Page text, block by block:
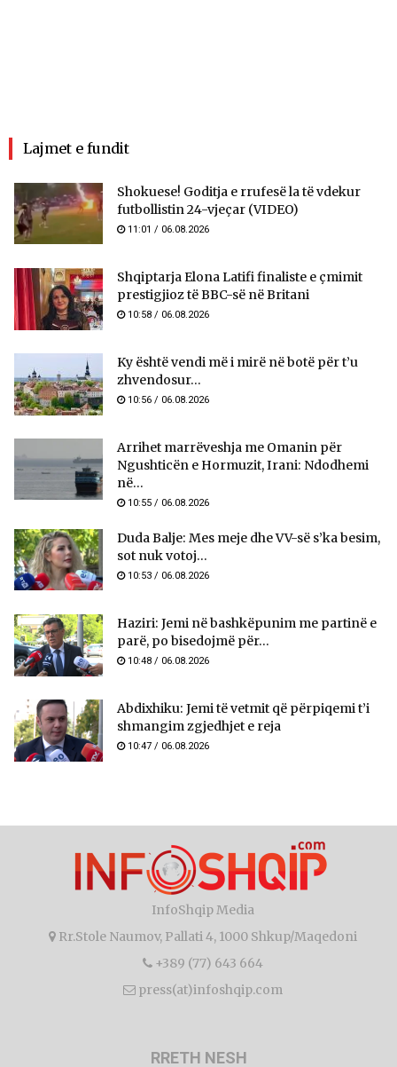
Lajmet e fundit
Shokuese! Goditja e rrufesë la të vdekur
futbollistin 24-vjeçar (VIDEO)
11:01 / 06.08.2026
Shqiptarja Elona Latifi finaliste e çmimit
prestigjioz të BBC-së në Britani
10:58 / 06.08.2026
Ky është vendi më i mirë në botë për t’u
zhvendosur...
10:56 / 06.08.2026
Arrihet marrëveshja me Omanin për
Ngushticën e Hormuzit, Irani: Ndodhemi
në...
10:55 / 06.08.2026
Duda Balje: Mes meje dhe VV-së s’ka besim,
sot nuk votoj...
10:53 / 06.08.2026
Haziri: Jemi në bashkëpunim me partinë e
parë, po bisedojmë për...
10:48 / 06.08.2026
Abdixhiku: Jemi të vetmit që përpiqemi t’i
shmangim zgjedhjet e reja
10:47 / 06.08.2026
InfoShqip Media
Rr.Stole Naumov, Pallati 4, 1000 Shkup/Maqedoni
+389 (77) 643 664
press(at)infoshqip.com
RRETH NESH